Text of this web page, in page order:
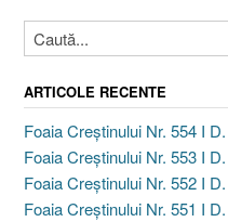
ARTICOLE RECENTE
Foaia Creștinului Nr. 554 I
Foaia Creștinului Nr. 553 I
Foaia Creștinului Nr. 552 I
Foaia Creștinului Nr. 551 I